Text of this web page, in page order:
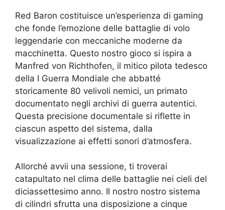
Red Baron costituisce un’esperienza di gaming
che fonde l’emozione delle battaglie di volo
leggendarie con meccaniche moderne da
macchinetta. Questo nostro gioco si ispira a
Manfred von Richthofen, il mitico pilota tedesco
della I Guerra Mondiale che abbatté
storicamente 80 velivoli nemici, un primato
documentato negli archivi di guerra autentici.
Questa precisione documentale si riflette in
ciascun aspetto del sistema, dalla
visualizzazione ai effetti sonori d’atmosfera.
Allorché avvii una sessione, ti troverai
catapultato nel clima delle battaglie nei cieli del
diciassettesimo anno. Il nostro nostro sistema
di cilindri sfrutta una disposizione a cinque